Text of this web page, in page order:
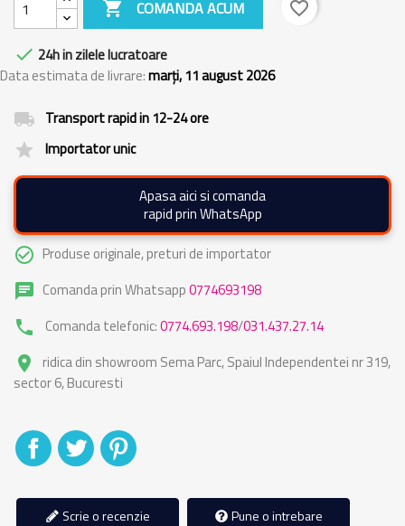
 COMANDA ACUM favorite_border
 24h in zilele lucratoare
Data estimata de livrare:marți, 11 august 2026
local_shipping Transport rapid in 12-24 ore
grade Importator unic
Apasa aici si comanda
rapid prin WhatsApp
check_circle_outline Produse originale, preturi de importator
chat Comanda prin Whatsapp0774693198
phone Comanda telefonic:0774.693.198/031.437.27.14
place
ridica din showroom Sema Parc, Spaiul Independentei nr 319,
sector 6, Bucuresti
DistribuitiTweet
Scrie o recenzie Pune o intrebare